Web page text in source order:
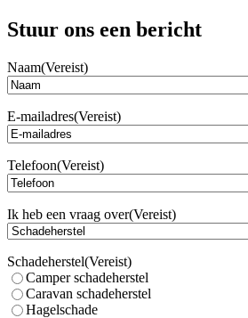
Stuur ons een bericht
Naam(Vereist)
E-mailadres(Vereist)
Telefoon(Vereist)
Ik heb een vraag over(Vereist)
Schadeherstel(Vereist)
Camper schadeherstel
Caravan schadeherstel
Hagelschade